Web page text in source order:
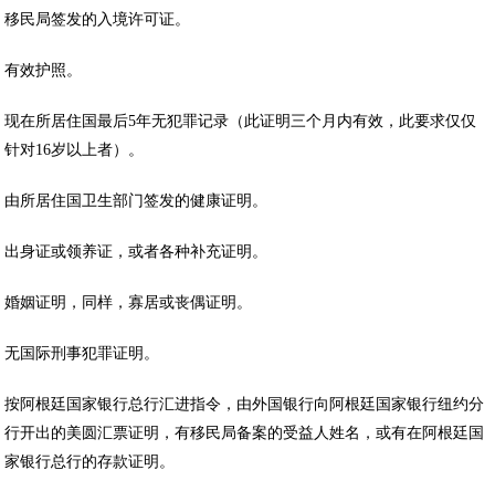
移民局签发的入境许可证。
有效护照。
现在所居住国最后5年无犯罪记录（此证明三个月内有效，此要求仅仅
针对16岁以上者）。
由所居住国卫生部门签发的健康证明。
出身证或领养证，或者各种补充证明。
婚姻证明，同样，寡居或丧偶证明。
无国际刑事犯罪证明。
按阿根廷国家银行总行汇进指令，由外国银行向阿根廷国家银行纽约分
行开出的美圆汇票证明，有移民局备案的受益人姓名，或有在阿根廷国
家银行总行的存款证明。